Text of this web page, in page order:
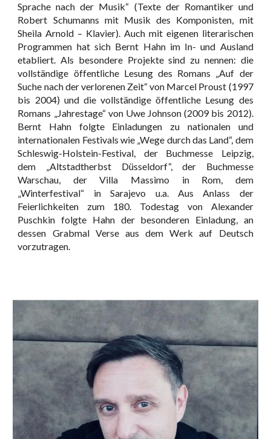
Sprache nach der Musik“ (Texte der Romantiker und
Robert Schumanns mit Musik des Komponisten, mit
Sheila Arnold – Klavier). Auch mit eigenen literarischen
Programmen hat sich Bernt Hahn im In- und Ausland
etabliert. Als besondere Projekte sind zu nennen: die
vollständige öffentliche Lesung des Romans „Auf der
Suche nach der verlorenen Zeit“ von Marcel Proust (1997
bis 2004) und die vollständige öffentliche Lesung des
Romans „Jahrestage“ von Uwe Johnson (2009 bis 2012).
Bernt Hahn folgte Einladungen zu nationalen und
internationalen Festivals wie „Wege durch das Land“, dem
Schleswig-Holstein-Festival, der Buchmesse Leipzig,
dem „Altstadtherbst Düsseldorf“, der Buchmesse
Warschau, der Villa Massimo in Rom, dem
„Winterfestival“ in Sarajevo u.a. Aus Anlass der
Feierlichkeiten zum 180. Todestag von Alexander
Puschkin folgte Hahn der besonderen Einladung, an
dessen Grabmal Verse aus dem Werk auf Deutsch
vorzutragen.